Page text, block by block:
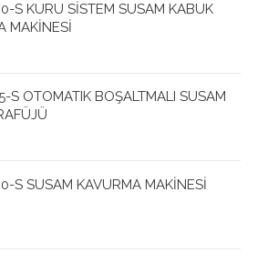
S KURU SİSTEM SUSAM KABUK
MAKİNESİ
S OTOMATIK BOŞALTMALI SUSAM
S SUSAM KAVURMA MAKİNESİ